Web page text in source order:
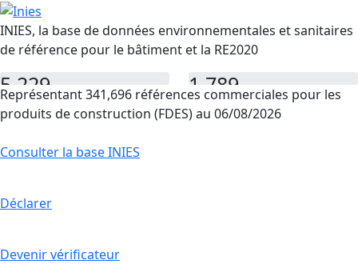
INIES, la base de données environnementales et sanitaires
de référence pour le bâtiment et la RE2020
5,229
FDES
1,789
PEP
Représentant 341,696 références commerciales pour les
produits de construction (FDES) au 06/08/2026
Consulter la base INIES
Déclarer
Devenir vérificateur